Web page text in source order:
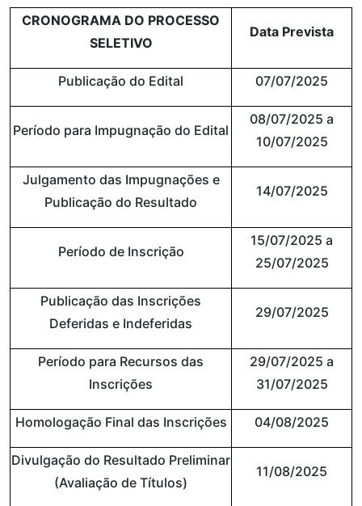
CRONOGRAMA DO PROCESSO
SELETIVO
Data Prevista
Publicação do Edital 07/07/2025
Período para Impugnação do Edital
08/07/2025 a
10/07/2025
Julgamento das Impugnações e
Publicação do Resultado
14/07/2025
Período de Inscrição
15/07/2025 a
25/07/2025
Publicação das Inscrições
Deferidas e Indeferidas
29/07/2025
Período para Recursos das
Inscrições
29/07/2025 a
31/07/2025
Homologação Final das Inscrições 04/08/2025
Divulgação do Resultado Preliminar
(Avaliação de Títulos)
11/08/2025